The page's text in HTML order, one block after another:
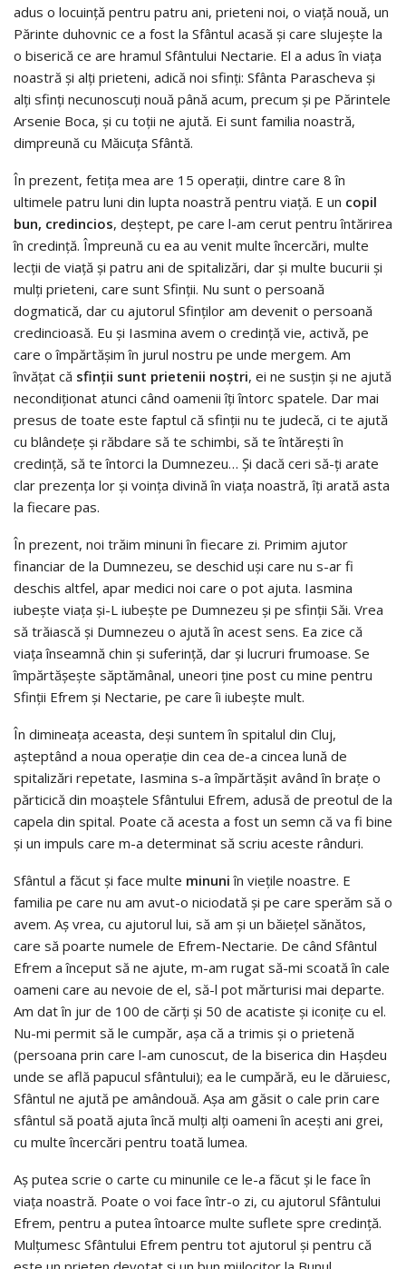
adus o locuinţă pentru patru ani, prieteni noi, o viaţă nouă, un
Părinte duhovnic ce a fost la Sfântul acasă şi care slujeşte la
o biserică ce are hramul Sfântului Nectarie. El a adus în viaţa
noastră şi alţi prieteni, adică noi sfinţi: Sfânta Parascheva şi
alţi sfinţi necunoscuţi nouă până acum, precum și pe Părintele
Arsenie Boca, și cu toții ne ajută. Ei sunt familia noastră,
dimpreună cu Măicuţa Sfântă.
În prezent, fetiţa mea are 15 operaţii, dintre care 8 în
ultimele patru luni din lupta noastră pentru viaţă. E un copil
bun, credincios, deştept, pe care l-am cerut pentru întărirea
în credinţă. Împreună cu ea au venit multe încercări, multe
lecţii de viaţă şi patru ani de spitalizări, dar şi multe bucurii şi
mulţi prieteni, care sunt Sfinţii. Nu sunt o persoană
dogmatică, dar cu ajutorul Sfinţilor am devenit o persoană
credincioasă. Eu şi Iasmina avem o credinţă vie, activă, pe
care o împărtăşim în jurul nostru pe unde mergem. Am
învăţat că sfinţii sunt prietenii noştri, ei ne susţin şi ne ajută
necondiţionat atunci când oamenii îţi întorc spatele. Dar mai
presus de toate este faptul că sfinţii nu te judecă, ci te ajută
cu blândeţe şi răbdare să te schimbi, să te întăreşti în
credinţă, să te întorci la Dumnezeu… Şi dacă ceri să-ţi arate
clar prezenţa lor şi voinţa divină în viaţa noastră, îţi arată asta
la fiecare pas.
În prezent, noi trăim minuni în fiecare zi. Primim ajutor
financiar de la Dumnezeu, se deschid uşi care nu s-ar fi
deschis altfel, apar medici noi care o pot ajuta. Iasmina
iubeşte viaţa şi-L iubeşte pe Dumnezeu şi pe sfinţii Săi. Vrea
să trăiască şi Dumnezeu o ajută în acest sens. Ea zice că
viaţa înseamnă chin şi suferinţă, dar şi lucruri frumoase. Se
împărtăşeşte săptămânal, uneori ţine post cu mine pentru
Sfinţii Efrem şi Nectarie, pe care îi iubeşte mult.
În dimineaţa aceasta, deşi suntem în spitalul din Cluj,
aşteptând a noua operaţie din cea de-a cincea lună de
spitalizări repetate, Iasmina s-a împărtăşit având în braţe o
părticică din moaştele Sfântului Efrem, adusă de preotul de la
capela din spital. Poate că acesta a fost un semn că va fi bine
şi un impuls care m-a determinat să scriu aceste rânduri.
Sfântul a făcut şi face multe minuni în vieţile noastre. E
familia pe care nu am avut-o niciodată şi pe care sperăm să o
avem. Aş vrea, cu ajutorul lui, să am şi un băieţel sănătos,
care să poarte numele de Efrem-Nectarie. De când Sfântul
Efrem a început să ne ajute, m-am rugat să-mi scoată în cale
oameni care au nevoie de el, să-l pot mărturisi mai departe.
Am dat în jur de 100 de cărţi şi 50 de acatiste şi iconiţe cu el.
Nu-mi permit să le cumpăr, aşa că a trimis şi o prietenă
(persoana prin care l-am cunoscut, de la biserica din Haşdeu
unde se află papucul sfântului); ea le cumpără, eu le dăruiesc,
Sfântul ne ajută pe amândouă. Aşa am găsit o cale prin care
sfântul să poată ajuta încă mulţi alţi oameni în aceşti ani grei,
cu multe încercări pentru toată lumea.
Aş putea scrie o carte cu minunile ce le-a făcut şi le face în
viaţa noastră. Poate o voi face într-o zi, cu ajutorul Sfântului
Efrem, pentru a putea întoarce multe suflete spre credinţă.
Mulţumesc Sfântului Efrem pentru tot ajutorul şi pentru că